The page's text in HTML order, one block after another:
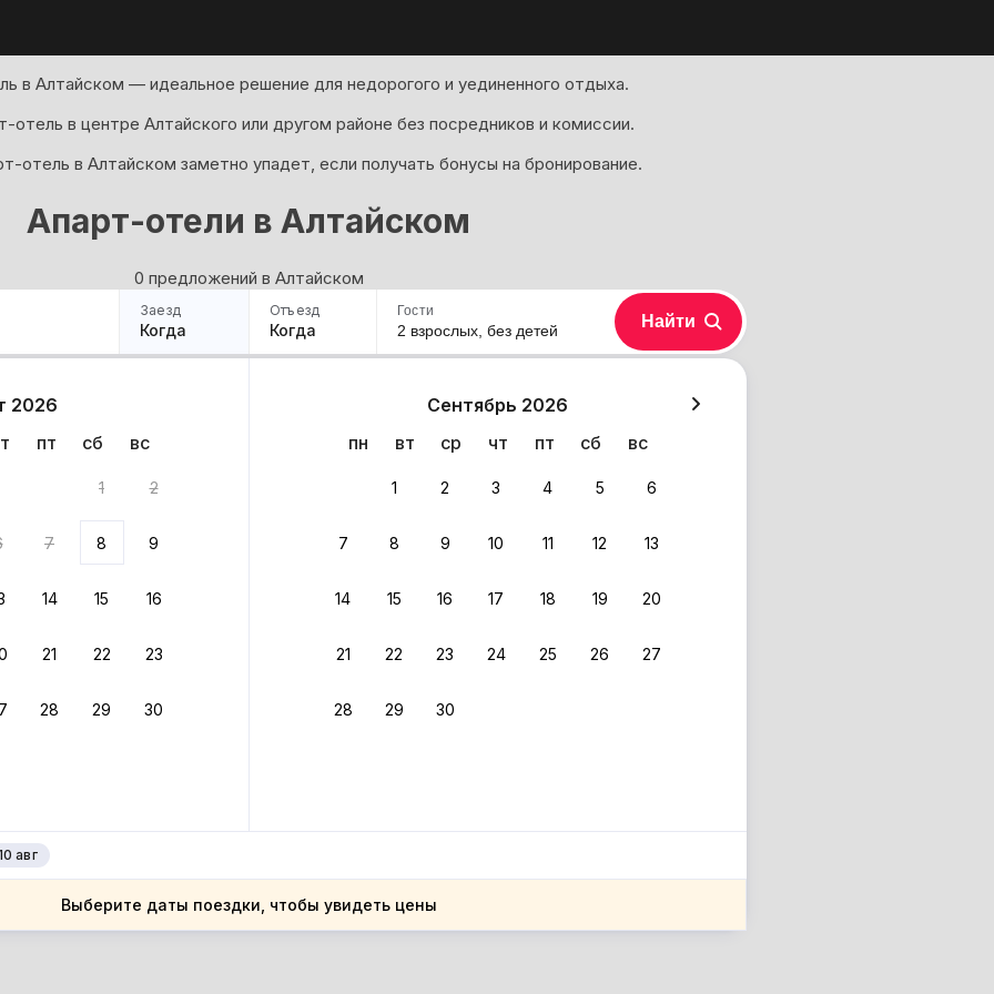
в Алтайском — идеальное решение для недорогого и уединенного отдыха.
отель в центре Алтайского или другом районе без посредников и комиссии.
отель в Алтайском заметно упадет, если получать бонусы на бронирование.
Апарт-отели в Алтайском
0 предложений в Алтайском
Заезд
Когда
Отъезд
Когда
2026
пт сб вс
1 2
7 8 9
14 15 16
21 22 23
28 29 30
Сентябрь 2026
пн
вт ср чт пт сб вс
1 2 3 4 5 6
7 8 9 10 11 12 13
14 15 16 17 18 19 20
21 22 23 24 25 26 27
28 29 30
авг
Выберите даты поездки, чтобы увидеть цены
Гости
2 взрослых, без детей Найти
вариант из результатов поиска не соответствует заданным фильтрам.
край